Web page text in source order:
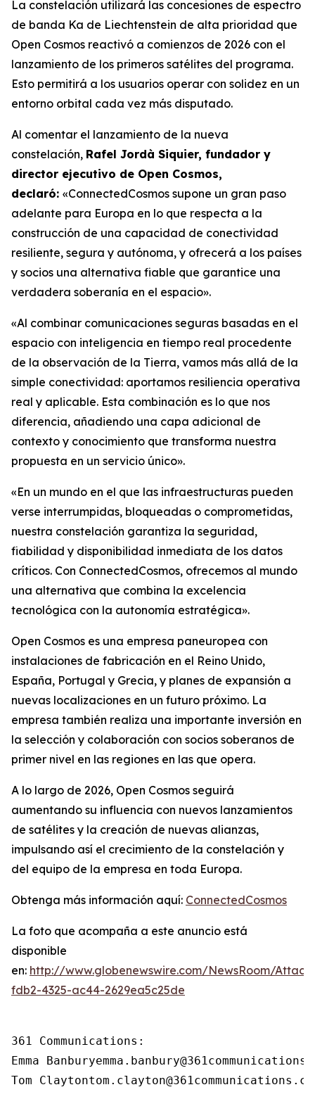
La constelación utilizará las concesiones de espectro
de banda Ka de Liechtenstein de alta prioridad que
Open Cosmos reactivó a comienzos de 2026 con el
lanzamiento de los primeros satélites del programa.
Esto permitirá a los usuarios operar con solidez en un
entorno orbital cada vez más disputado.
Al comentar el lanzamiento de la nueva
constelación, Rafel Jordà Siquier, fundador y
director ejecutivo de Open Cosmos,
declaró: «ConnectedCosmos supone un gran paso
adelante para Europa en lo que respecta a la
construcción de una capacidad de conectividad
resiliente, segura y autónoma, y ofrecerá a los países
y socios una alternativa fiable que garantice una
verdadera soberanía en el espacio».
«Al combinar comunicaciones seguras basadas en el
espacio con inteligencia en tiempo real procedente
de la observación de la Tierra, vamos más allá de la
simple conectividad: aportamos resiliencia operativa
real y aplicable. Esta combinación es lo que nos
diferencia, añadiendo una capa adicional de
contexto y conocimiento que transforma nuestra
propuesta en un servicio único».
«En un mundo en el que las infraestructuras pueden
verse interrumpidas, bloqueadas o comprometidas,
nuestra constelación garantiza la seguridad,
fiabilidad y disponibilidad inmediata de los datos
críticos. Con ConnectedCosmos, ofrecemos al mundo
una alternativa que combina la excelencia
tecnológica con la autonomía estratégica».
Open Cosmos es una empresa paneuropea con
instalaciones de fabricación en el Reino Unido,
España, Portugal y Grecia, y planes de expansión a
nuevas localizaciones en un futuro próximo. La
empresa también realiza una importante inversión en
la selección y colaboración con socios soberanos de
primer nivel en las regiones en las que opera.
A lo largo de 2026, Open Cosmos seguirá
aumentando su influencia con nuevos lanzamientos
de satélites y la creación de nuevas alianzas,
impulsando así el crecimiento de la constelación y
del equipo de la empresa en toda Europa.
Obtenga más información aquí: ConnectedCosmos
La foto que acompaña a este anuncio está
disponible
en: http://www.globenewswire.com/NewsRoom/
fdb2-4325-ac44-2629ea5c25de
361 Communications:
Emma
Tom